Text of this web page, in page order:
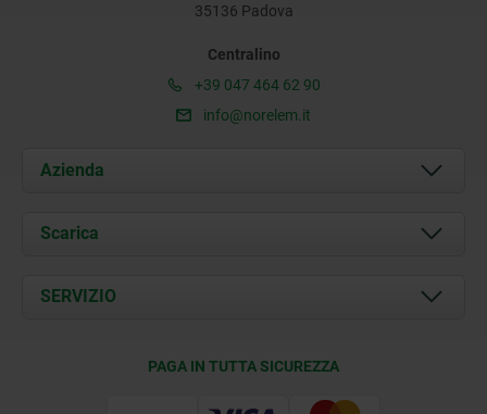
35136 Padova
Centralino
+39 047 464 62 90
info@norelem.it
Azienda
Chi siamo
Contatti
Scarica
Documents
SERVIZIO
PAGA IN TUTTA SICUREZZA